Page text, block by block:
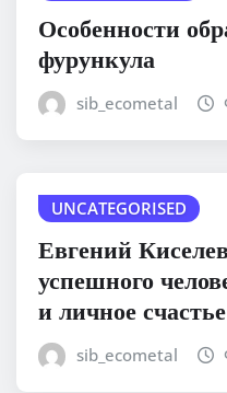
Особенности
фурункула
sib_ecometal
UNCATEGORISED
Евгений
успешного
и личное счастье
sib_ecometal